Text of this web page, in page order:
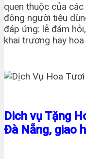
quen thuộc của
đông người tiêu
đáp ứng: lễ đám
khai trương hay
Dich vụ Tặng
Đà Nẵng, giao